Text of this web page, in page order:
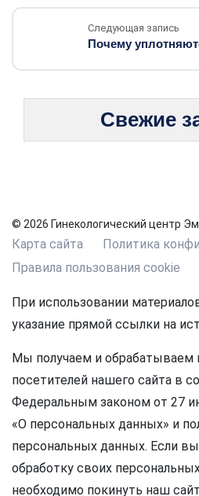
Следующая запись
Почему
Свежие
© 2026 Гинекологический центр
Карта сайта
Политика
Правила пользования cookie
При использовании
указание прямой ссылки на
Мы получаем и обрабатываем
посетителей нашего сайта в
Федеральным законом от 27
«О персональных данных» и
персональных данных. Если
обработку своих
необходимо покинуть наш